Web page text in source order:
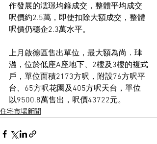
作發展的澐璟均錄成交，整體平均成交
呎價約2.5萬，即使扣除大額成交，整體
呎價仍穩企2.3萬水平。
上月啟德區售出單位，最大額為尚．珒
溋，位於低座A座地下、2樓及3樓的複式
戶，單位面積2173方呎，附設76方呎平
台、65方呎花園及405方呎天台，單位
以9500.8萬售出，呎價43722元。
住宅市場新聞